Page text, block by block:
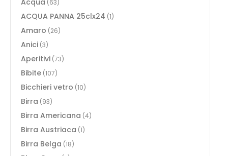
(63)
ACQUA PANNA 25clx24 (1)
Amaro (26)
Anici (3)
Aperitivi (73)
Bibite (107)
Bicchieri vetro (10)
Birra (93)
Birra Americana (4)
Birra Austriaca (1)
Birra Belga (18)